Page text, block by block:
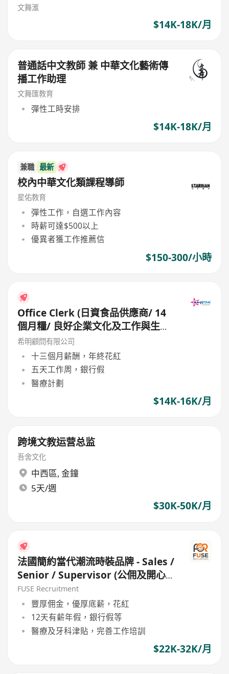
文舞滙
$14K-18K/月
普通話中文教師 兼 中華文化藝術傳
播工作助理
文舞匯教育
彈性工時安排
$14K-18K/月
兼職 最新
校內中華文化類課程導師
星佑教育
彈性工作，自選工作內容
時薪可達$500以上
優異者獲工作推薦信
$150-300/小時
Office Clerk (日資食品供應商/ 14
個月糧/ 良好企業文化及工作與生活
平衡)
希明顧問有限公司
十三個月薪酬，年終花紅
五天工作周，銀行假
醫療計劃
$14K-16K/月
跨境文教运营总监
吾舍文化
中西區, 金鐘
5天/週
$30K-50K/月
法國簡約當代潮流時裝品牌 - Sales /
Senior / Supervisor (公佣及開心
工作環境 / 良好公司文代)
FUSE Recruitment
豐厚佣金，優厚底薪，花紅
12天有薪年假，銀行假等
醫療及牙科津貼，完善工作培訓
$22K-32K/月